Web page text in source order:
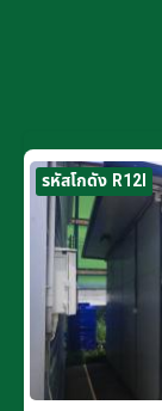
รหัสโกดัง R12I